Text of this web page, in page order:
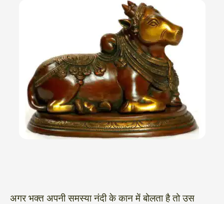
अगर भक्त अपनी समस्या नंदी के कान में बोलता है तो उस